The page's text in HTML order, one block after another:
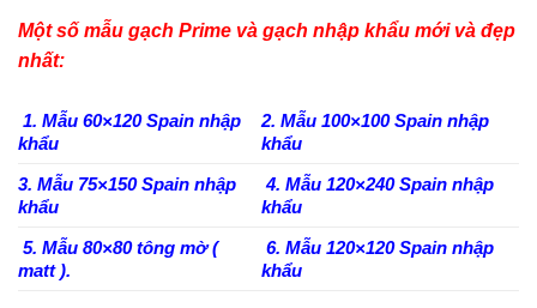
Một số mẫu gạch Prime và gạch nhập khẩu mới và đẹp
nhất:
1. Mẫu 60×120 Spain nhập
khẩu
2. Mẫu 100×100 Spain nhập
khẩu
3. Mẫu 75×150 Spain nhập
khẩu
4. Mẫu 120×240 Spain nhập
khẩu
5. Mẫu 80×80 tông mờ (
matt ).
6. Mẫu 120×120 Spain nhập
khẩu